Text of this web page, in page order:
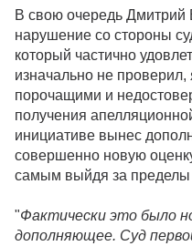
В свою очередь Дмитрий
нарушение со стороны
который частично
изначально не
порочащими и
получения
инициативе вынес
совершенно новую
самым выйдя за пределы
"Фактически это было
дополняющее. Суд